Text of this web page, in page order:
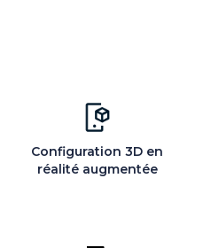
Configuration 3D en
réalité augmentée